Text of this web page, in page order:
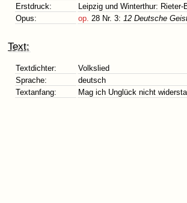
Erstdruck:
Leipzig und Winterthur: Rieter-
Opus:
op. 28 Nr. 3: 12 Deutsche
Text:
Textdichter:
Volkslied
Sprache:
deutsch
Textanfang:
Mag ich Unglück nicht